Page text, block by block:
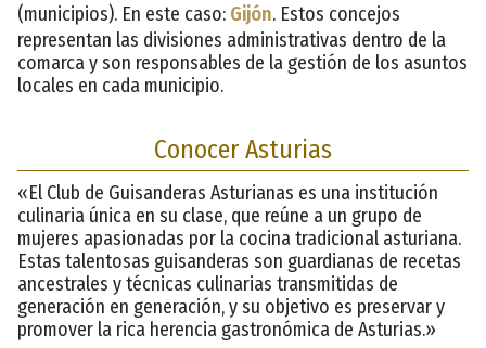
(municipios). En este caso: Gijón. Estos concejos
representan las divisiones administrativas dentro de la
comarca y son responsables de la gestión de los asuntos
locales en cada municipio.
Conocer Asturias
«El Club de Guisanderas Asturianas es una institución
culinaria única en su clase, que reúne a un grupo de
mujeres apasionadas por la cocina tradicional asturiana.
Estas talentosas guisanderas son guardianas de recetas
ancestrales y técnicas culinarias transmitidas de
generación en generación, y su objetivo es preservar y
promover la rica herencia gastronómica de Asturias.»